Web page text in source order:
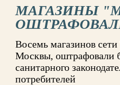
МАГАЗИНЫ
Восемь магазинов
Москвы, оштрафовали
санитарного
потребителей